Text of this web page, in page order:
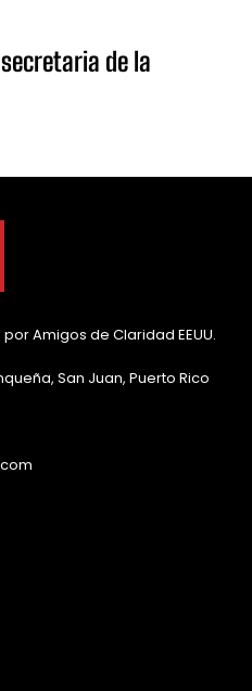
de la
Amigos de Claridad EEUU.
San Juan, Puerto Rico